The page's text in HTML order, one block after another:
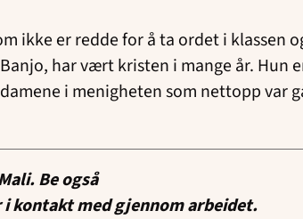
ikke er redde for å ta ordet i klassen
har vært kristen i mange år.
i menigheten som nettopp var
Be også
kontakt med gjennom arbeidet.